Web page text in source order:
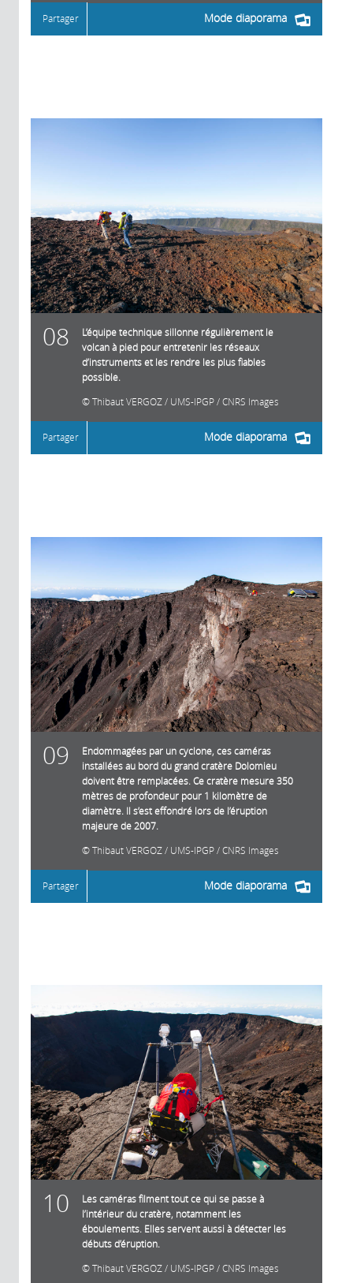
Mode diaporama
Partager
08
L’équipe technique sillonne régulièrement le
volcan à pied pour entretenir les réseaux
d’instruments et les rendre les plus fiables
possible.
Thibaut VERGOZ / UMS-IPGP / CNRS Images
Mode diaporama
Partager
09
Endommagées par un cyclone, ces caméras
installées au bord du grand cratère Dolomieu
doivent être remplacées. Ce cratère mesure 350
mètres de profondeur pour 1 kilomètre de
diamètre. Il s’est effondré lors de l’éruption
majeure de 2007.
Thibaut VERGOZ / UMS-IPGP / CNRS Images
Mode diaporama
Partager
10
Les caméras filment tout ce qui se passe à
l’intérieur du cratère, notamment les
éboulements. Elles servent aussi à détecter les
débuts d’éruption.
Thibaut VERGOZ / UMS-IPGP / CNRS Images